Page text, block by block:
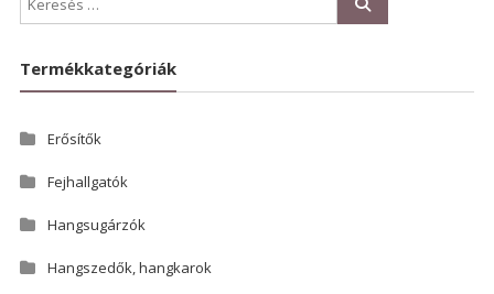
Termékkategóriák
Erősítők
Fejhallgatók
Hangsugárzók
Hangszedők, hangkarok